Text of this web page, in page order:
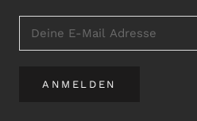
ANMELDEN